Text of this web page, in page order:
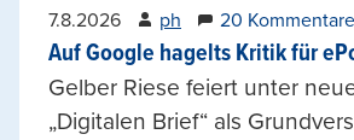
7.8.2026 ph 20 Kommentare
Auf Google hagelts Kritik für
Gelber Riese feiert unter
„Digitalen Brief“ als